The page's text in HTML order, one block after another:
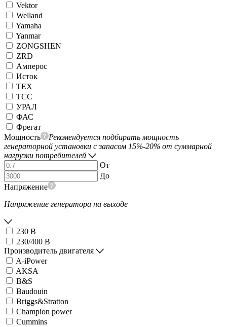
Vektor
Welland
Yamaha
Yanmar
ZONGSHEN
ZRD
Амперос
Исток
ТЕХ
ТСС
УРАЛ
ФАС
Фрегат
Мощность
Рекомендуется подбирать мощность
генераторной установки с запасом 15%-20% от суммарной
нагрузки потребителей
От
До
Напряжение
Напряжение генератора на выходе
230 В
230/400 В
Производитель двигателя
A-iPower
AKSA
B&S
Baudouin
Briggs&Stratton
Champion power
Cummins